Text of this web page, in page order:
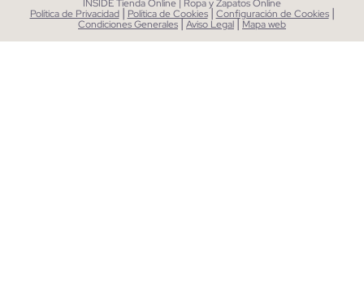
INSIDE Tienda Online | Ropa y Zapatos Online
Política de Privacidad | Política de Cookies| Configuración de Cookies |
Condiciones Generales|Aviso Legal| Mapa web